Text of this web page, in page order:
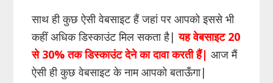
साथ ही कुछ ऐसी वेबसाइट हैं जहां पर आपको इससे भी
कहीं अधिक डिस्काउंट मिल सकता है|यह वेबसाइट 20
से 30% तक डिस्काउंट देने का दावा करती हैं| आज मैं
ऐसी ही कुछ वेबसाइट के नाम आपको बताऊँगा|